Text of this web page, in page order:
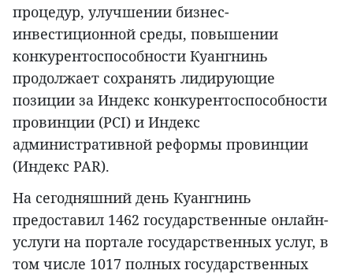
процедур, улучшении бизнес-
инвестиционной среды, повышении
конкурентоспособности Куангнинь
продолжает сохранять лидирующие
позиции за Индекс конкурентоспособности
провинции (PCI) и Индекс
административной реформы провинции
(Индекс PAR).
На сегодняшний день Куангнинь
предоставил 1462 государственные онлайн-
услуги на портале государственных услуг, в
том числе 1017 полных государственных